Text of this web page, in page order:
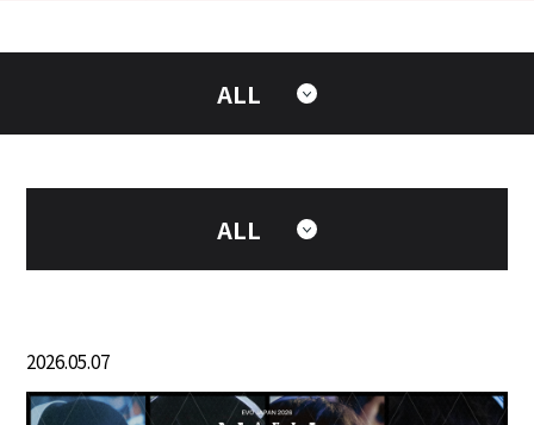
ALL
ALL
2026.05.07